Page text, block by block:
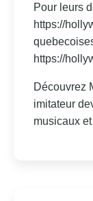
Pour leurs
https://
https://
Découvrez
imitateur
musicaux